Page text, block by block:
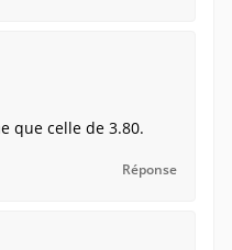
que celle de 3.80.
Réponse